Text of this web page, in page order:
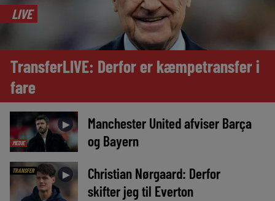
LIVE
TransferLIVE: Derfor er kæmpetransfer i
fare
MEDIE
►
Manchester United afviser Barça
og Bayern
TRANSFER ►
Christian Nørgaard: Derfor
skifter jeg til Everton